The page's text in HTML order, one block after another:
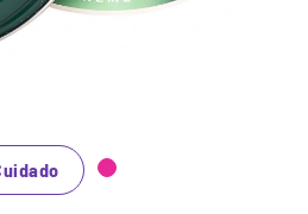
y aceites naturales.
cuero liso.